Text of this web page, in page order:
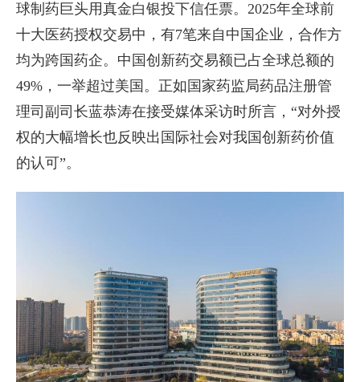
球制药巨头用真金白银投下信任票。2025年全球前
十大医药授权交易中，有7笔来自中国企业，合作方
均为跨国药企。中国创新药交易额已占全球总额的
49%，一举超过美国。正如国家药监局药品注册管
理司副司长蓝恭涛在接受媒体采访时所言，“对外授
权的大幅增长也反映出国际社会对我国创新药价值
的认可”。